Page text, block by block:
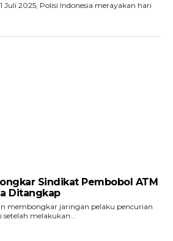
Juli 2025, Polisi Indonesia merayakan hari
Sindikat Pembobol ATM
Ditangkap
membongkar jaringan pelaku pencurian
melakukan...